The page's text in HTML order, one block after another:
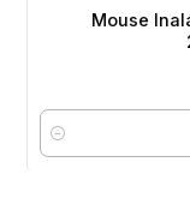
Mouse
Cantidad